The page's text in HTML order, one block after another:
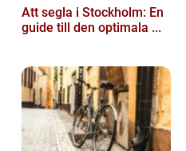
Att segla i Stockholm: En
guide till den optimala ...